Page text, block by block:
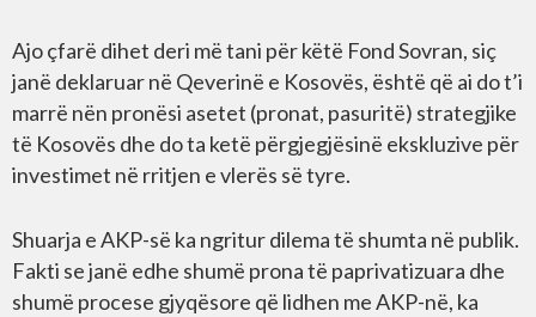
Ajo çfarë dihet deri më tani për këtë Fond Sovran, siç
janë deklaruar në Qeverinë e Kosovës, është që ai do t’i
marrë nën pronësi asetet (pronat, pasuritë) strategjike
të Kosovës dhe do ta ketë përgjegjësinë ekskluzive për
investimet në rritjen e vlerës së tyre.
Shuarja e AKP-së ka ngritur dilema të shumta në publik.
Fakti se janë edhe shumë prona të paprivatizuara dhe
shumë procese gjyqësore që lidhen me AKP-në, ka